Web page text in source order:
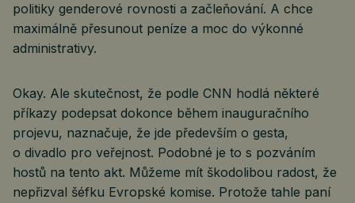
politiky genderové rovnosti a začleňování. A chce
maximálně přesunout peníze a moc do výkonné
administrativy.
Okay. Ale skutečnost, že podle CNN hodlá některé
příkazy podepsat dokonce během inauguračního
projevu, naznačuje, že jde především o gesta,
o divadlo pro veřejnost. Podobné je to s pozváním
hostů na tento akt. Můžeme mít škodolibou radost, že
nepřizval šéfku Evropské komise. Protože tahle paní